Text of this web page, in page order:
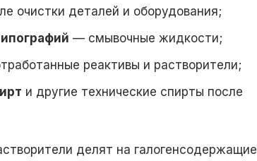
очистки деталей и оборудования;
— смывочные жидкости;
реактивы и растворители;
и другие технические спирты после
делят на галогенсодержащие